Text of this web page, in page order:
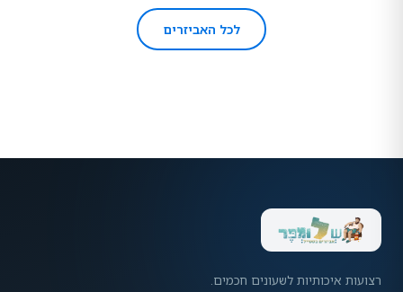
לכל האביזרים
רצועות איכותיות לשעונים חכמים.